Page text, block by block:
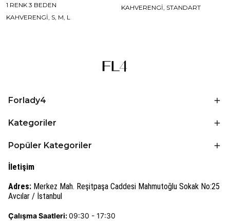
1 RENK 3 BEDEN
KAHVERENGİ, S, M, L
KAHVERENGİ, STANDART
Forlady4
Kategoriler
Popüler Kategoriler
İletişim
Adres: Merkez Mah. Reşitpaşa Caddesi Mahmutoğlu Sokak No:25
Avcılar / İstanbul
Çalışma Saatleri:09:30 - 17:30